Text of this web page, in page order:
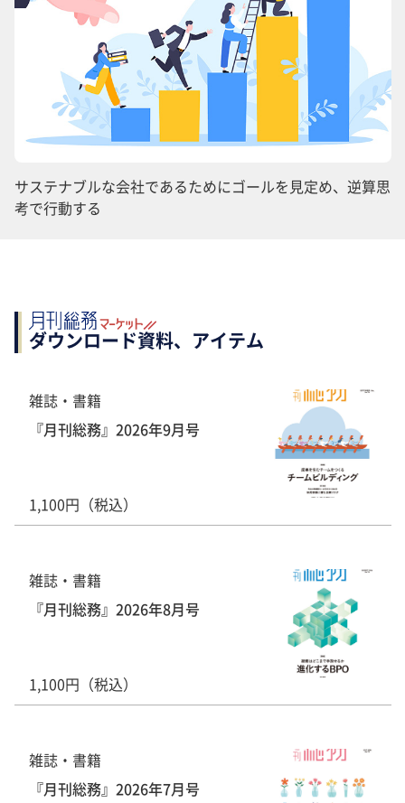
サステナブルな会社であるためにゴールを見定め、逆算思
考で行動する
ダウンロード資料、アイテム
雑誌・書籍
『月刊総務』2026年9月号
1,100円（税込）
雑誌・書籍
『月刊総務』2026年8月号
1,100円（税込）
雑誌・書籍
『月刊総務』2026年7月号